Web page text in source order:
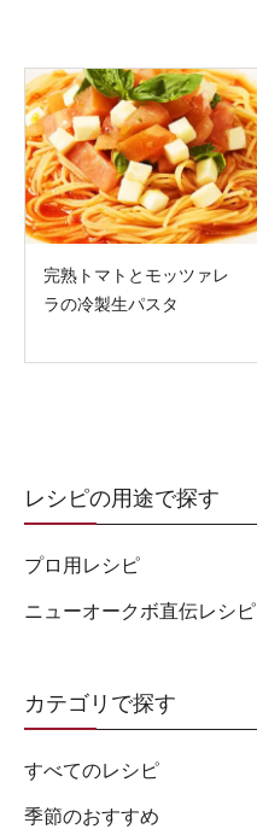
完熟トマトとモッツァレ
ラの冷製生パスタ
レシピの用途で探す
プロ用レシピ
ニューオークボ直伝レシピ
カテゴリで探す
すべてのレシピ
季節のおすすめ